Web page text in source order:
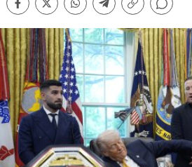
Facebook
TwitterWhatsappTelegram
Copiar
Comentarios